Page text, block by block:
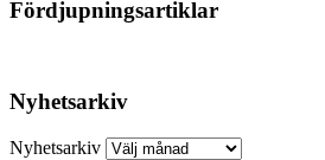
Fördjupningsartiklar
Nyhetsarkiv
Nyhetsarkiv